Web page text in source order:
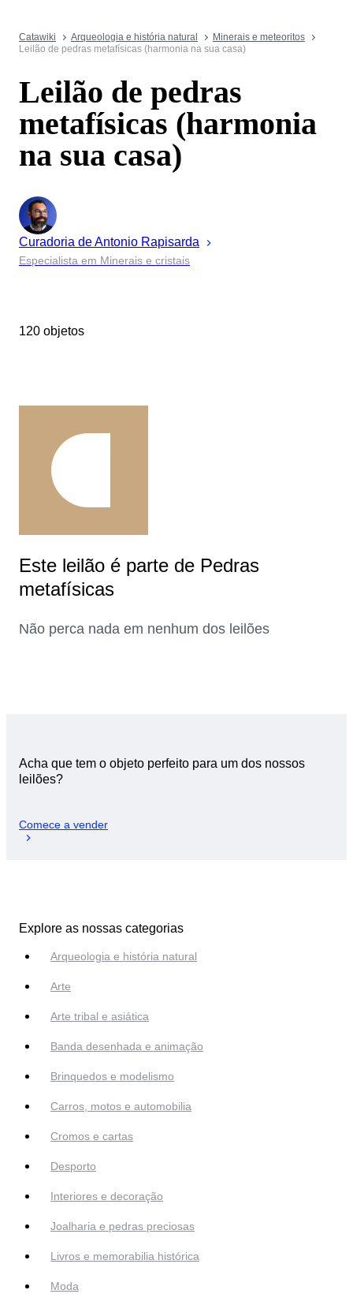
Catawiki Arqueologia e história natural
Minerais e meteoritos
Leilão de pedras metafísicas (harmonia na sua casa)
Leilão de pedras
metafísicas (harmonia
na sua casa)
Curadoria deAntonio Rapisarda
Especialista em Minerais e cristais
120 objetos
Este leilão é parte de Pedras
metafísicas
Não perca nada em nenhum dos leilões
Acha que tem o objeto perfeito para um dos nossos
leilões?
Comece a vender
Explore as nossas categorias
Arqueologia e história natural
Arte
Arte tribal e asiática
Banda desenhada e animação
Brinquedos e modelismo
Carros, motos e automobilia
Cromos e cartas
Desporto
Interiores e decoração
Joalharia e pedras preciosas
Livros e memorabilia histórica
Moda